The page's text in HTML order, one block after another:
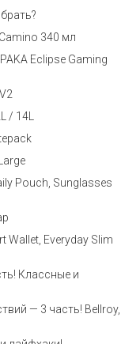
340 мл
Eclipse Gaming
/ 14L
Pouch, Sunglasses
Wallet, Everyday Slim
Классные и
— 3 часть! Bellroy,